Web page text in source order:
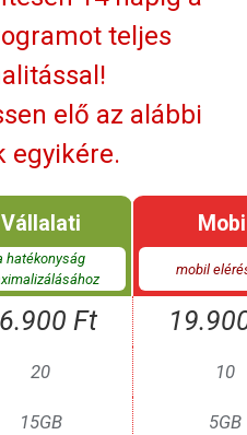
teljes
elő az alábbi
egyikére.
Vállalati
hatékonyság
mobil
Ft
20 10
15GB 5GB